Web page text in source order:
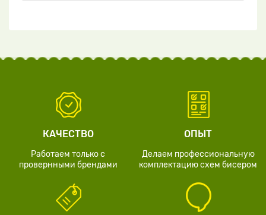
КАЧЕСТВО
Работаем только с
провернными брендами
ОПЫТ
Делаем профессиональную
комплектацию схем бисером